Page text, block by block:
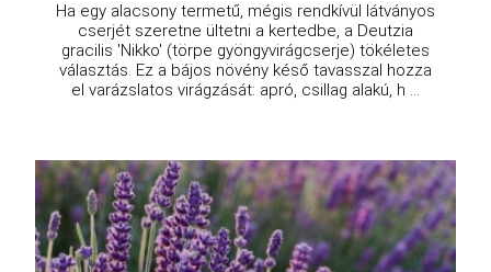
Ha egy alacsony termetű, mégis rendkívül látványos
cserjét szeretne ültetni a kertedbe, a Deutzia
gracilis 'Nikko' (törpe gyöngyvirágcserje) tökéletes
választás. Ez a bájos növény késő tavasszal hozza
el varázslatos virágzását: apró, csillag alakú, h ...